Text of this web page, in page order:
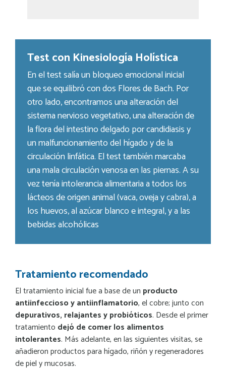
Test con Kinesiología Holística
En el test salía un bloqueo emocional inicial
que se equilibró con dos Flores de Bach. Por
otro lado, encontramos una alteración del
sistema nervioso vegetativo, una alteración de
la flora del intestino delgado por candidiasis y
un malfuncionamiento del hígado y de la
circulación linfática. El test también marcaba
una mala circulación venosa en las piernas. A su
vez tenía intolerancia alimentaria a todos los
lácteos de origen animal (vaca, oveja y cabra), a
los huevos, al azúcar blanco e integral, y a las
bebidas alcohólicas
Tratamiento recomendado
El tratamiento inicial fue a base de un producto
antiinfeccioso yantiinflamatorio, el cobre; junto con
depurativos, relajantes y probióticos. Desde el primer
tratamiento dejó de comer los alimentos
intolerantes. Más adelante, en las siguientes visitas, se
añadieron productos para hígado, riñón y regeneradores
de piel y mucosas.